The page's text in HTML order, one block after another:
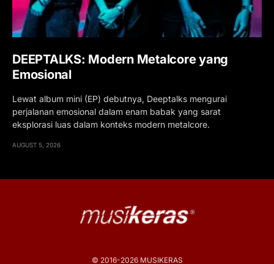
DEEPTALKS: Modern Metalcore yang
Emosional
Lewat album mini (EP) debutnya, Deeptalks mengurai
perjalanan emosional dalam enam babak yang sarat
eksplorasi luas dalam konteks modern metalcore.
AUGUST 5, 2026
© 2016-2026 MUSIKERAS